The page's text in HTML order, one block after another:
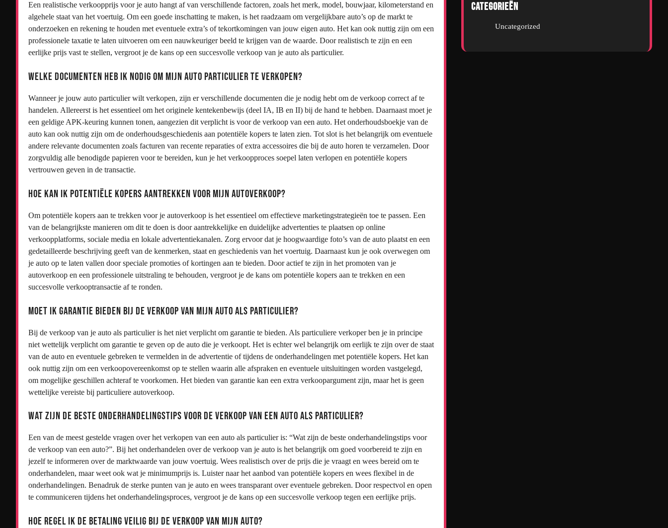
Een realistische verkoopprijs voor je auto hangt af van verschillende factoren, zoals het merk, model, bouwjaar, kilometerstand en
algehele staat van het voertuig. Om een goede inschatting te maken, is het raadzaam om vergelijkbare auto’s op de markt te
onderzoeken en rekening te houden met eventuele extra’s of tekortkomingen van jouw eigen auto. Het kan ook nuttig zijn om een
professionele taxatie te laten uitvoeren om een nauwkeuriger beeld te krijgen van de waarde. Door realistisch te zijn en een
eerlijke prijs vast te stellen, vergroot je de kans op een succesvolle verkoop van je auto als particulier.
Welke documenten heb ik nodig om mijn auto particulier te verkopen?
Wanneer je jouw auto particulier wilt verkopen, zijn er verschillende documenten die je nodig hebt om de verkoop correct af te
handelen. Allereerst is het essentieel om het originele kentekenbewijs (deel IA, IB en II) bij de hand te hebben. Daarnaast moet je
een geldige APK-keuring kunnen tonen, aangezien dit verplicht is voor de verkoop van een auto. Het onderhoudsboekje van de
auto kan ook nuttig zijn om de onderhoudsgeschiedenis aan potentiële kopers te laten zien. Tot slot is het belangrijk om eventuele
andere relevante documenten zoals facturen van recente reparaties of extra accessoires die bij de auto horen te verzamelen. Door
zorgvuldig alle benodigde papieren voor te bereiden, kun je het verkoopproces soepel laten verlopen en potentiële kopers
vertrouwen geven in de transactie.
Hoe kan ik potentiële kopers aantrekken voor mijn autoverkoop?
Om potentiële kopers aan te trekken voor je autoverkoop is het essentieel om effectieve marketingstrategieën toe te passen. Een
van de belangrijkste manieren om dit te doen is door aantrekkelijke en duidelijke advertenties te plaatsen op online
verkoopplatforms, sociale media en lokale advertentiekanalen. Zorg ervoor dat je hoogwaardige foto’s van de auto plaatst en een
gedetailleerde beschrijving geeft van de kenmerken, staat en geschiedenis van het voertuig. Daarnaast kun je ook overwegen om
je auto op te laten vallen door speciale promoties of kortingen aan te bieden. Door actief te zijn in het promoten van je
autoverkoop en een professionele uitstraling te behouden, vergroot je de kans om potentiële kopers aan te trekken en een
succesvolle verkooptransactie af te ronden.
Moet ik garantie bieden bij de verkoop van mijn auto als particulier?
Bij de verkoop van je auto als particulier is het niet verplicht om garantie te bieden. Als particuliere verkoper ben je in principe
niet wettelijk verplicht om garantie te geven op de auto die je verkoopt. Het is echter wel belangrijk om eerlijk te zijn over de staat
van de auto en eventuele gebreken te vermelden in de advertentie of tijdens de onderhandelingen met potentiële kopers. Het kan
ook nuttig zijn om een verkoopovereenkomst op te stellen waarin alle afspraken en eventuele uitsluitingen worden vastgelegd,
om mogelijke geschillen achteraf te voorkomen. Het bieden van garantie kan een extra verkoopargument zijn, maar het is geen
wettelijke vereiste bij particuliere autoverkoop.
Wat zijn de beste onderhandelingstips voor de verkoop van een auto als particulier?
Een van de meest gestelde vragen over het verkopen van een auto als particulier is: “Wat zijn de beste onderhandelingstips voor
de verkoop van een auto?”. Bij het onderhandelen over de verkoop van je auto is het belangrijk om goed voorbereid te zijn en
jezelf te informeren over de marktwaarde van jouw voertuig. Wees realistisch over de prijs die je vraagt en wees bereid om te
onderhandelen, maar weet ook wat je minimumprijs is. Luister naar het aanbod van potentiële kopers en wees flexibel in de
onderhandelingen. Benadruk de sterke punten van je auto en wees transparant over eventuele gebreken. Door respectvol en open
te communiceren tijdens het onderhandelingsproces, vergroot je de kans op een succesvolle verkoop tegen een eerlijke prijs.
Hoe regel ik de betaling veilig bij de verkoop van mijn auto?
Categorieën
Uncategorized